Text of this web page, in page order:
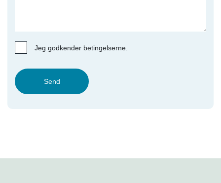
Jeg godkender betingelserne.
Send